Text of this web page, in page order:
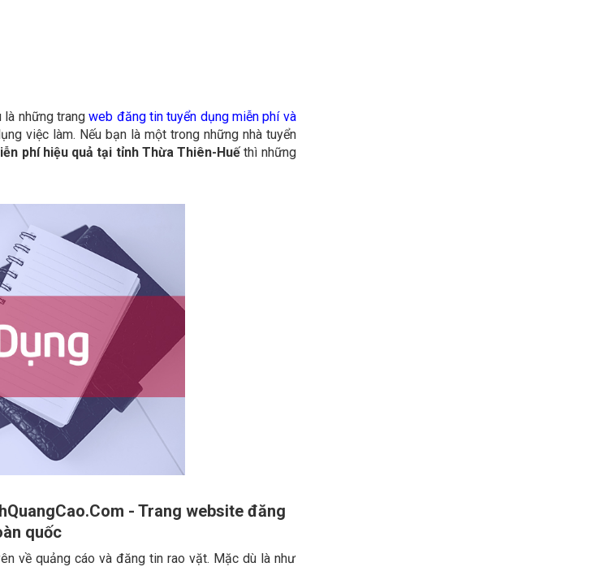
là những trangweb đăng tin tuyển dụng miễn phí và
việc làm. Nếu bạn là một trong những nhà tuyển
phí hiệu quả tại tỉnh Thừa Thiên-Huếthì những
- Trang website đăng
quốc
về quảng cáo và đăng tin rao vặt. Mặc dù là như